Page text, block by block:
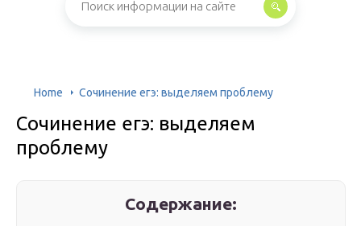
Home Сочинение егэ: выделяем проблему
Сочинение егэ: выделяем
проблему
Содержание: